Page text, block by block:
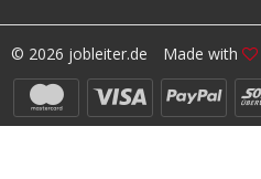
© 2026 jobleiter.de Made with